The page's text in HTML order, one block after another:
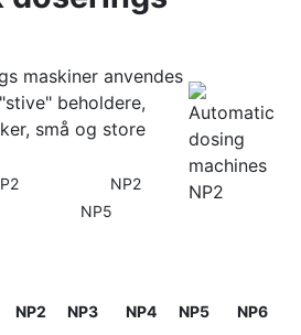
maskiner anvendes
beholdere,
små og store
NP2
NP5
NP2 NP3 NP4 NP5 NP6